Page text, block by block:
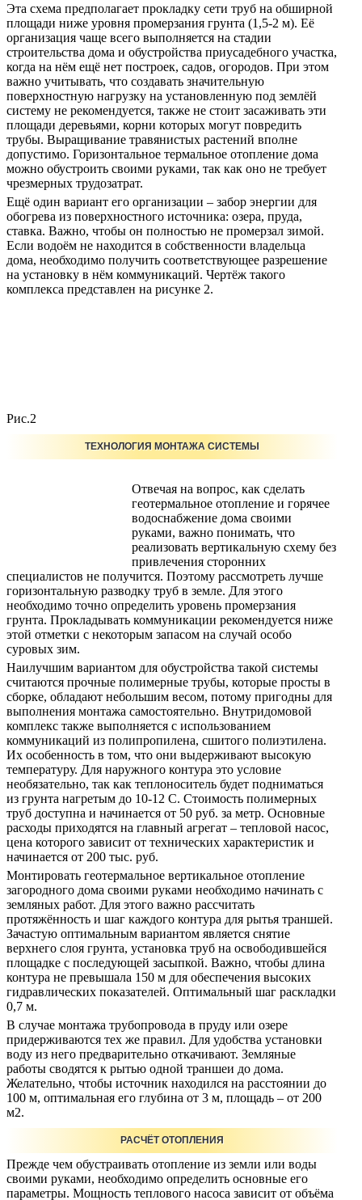
Эта схема предполагает прокладку сети труб на обширной
площади ниже уровня промерзания грунта (1,5-2 м). Её
организация чаще всего выполняется на стадии
строительства дома и обустройства приусадебного участка,
когда на нём ещё нет построек, садов, огородов. При этом
важно учитывать, что создавать значительную
поверхностную нагрузку на установленную под землёй
систему не рекомендуется, также не стоит засаживать эти
площади деревьями, корни которых могут повредить
трубы. Выращивание травянистых растений вполне
допустимо. Горизонтальное термальное отопление дома
можно обустроить своими руками, так как оно не требует
чрезмерных трудозатрат.
Ещё один вариант его организации – забор энергии для
обогрева из поверхностного источника: озера, пруда,
ставка. Важно, чтобы он полностью не промерзал зимой.
Если водоём не находится в собственности владельца
дома, необходимо получить соответствующее разрешение
на установку в нём коммуникаций. Чертёж такого
комплекса представлен на рисунке 2.
Рис.2
ТЕХНОЛОГИЯ МОНТАЖА СИСТЕМЫ
Отвечая на вопрос, как сделать
геотермальное отопление и горячее
водоснабжение дома своими
руками, важно понимать, что
реализовать вертикальную схему без
привлечения сторонних
специалистов не получится. Поэтому рассмотреть лучше
горизонтальную разводку труб в земле. Для этого
необходимо точно определить уровень промерзания
грунта. Прокладывать коммуникации рекомендуется ниже
этой отметки с некоторым запасом на случай особо
суровых зим.
Наилучшим вариантом для обустройства такой системы
считаются прочные полимерные трубы, которые просты в
сборке, обладают небольшим весом, потому пригодны для
выполнения монтажа самостоятельно. Внутридомовой
комплекс также выполняется с использованием
коммуникаций из полипропилена, сшитого полиэтилена.
Их особенность в том, что они выдерживают высокую
температуру. Для наружного контура это условие
необязательно, так как теплоноситель будет подниматься
из грунта нагретым до 10-12 С. Стоимость полимерных
труб доступна и начинается от 50 руб. за метр. Основные
расходы приходятся на главный агрегат – тепловой насос,
цена которого зависит от технических характеристик и
начинается от 200 тыс. руб.
Монтировать геотермальное вертикальное отопление
загородного дома своими руками необходимо начинать с
земляных работ. Для этого важно рассчитать
протяжённость и шаг каждого контура для рытья траншей.
Зачастую оптимальным вариантом является снятие
верхнего слоя грунта, установка труб на освободившейся
площадке с последующей засыпкой. Важно, чтобы длина
контура не превышала 150 м для обеспечения высоких
гидравлических показателей. Оптимальный шаг раскладки
0,7 м.
В случае монтажа трубопровода в пруду или озере
придерживаются тех же правил. Для удобства установки
воду из него предварительно откачивают. Земляные
работы сводятся к рытью одной траншеи до дома.
Желательно, чтобы источник находился на расстоянии до
100 м, оптимальная его глубина от 3 м, площадь – от 200
м2.
РАСЧЁТ ОТОПЛЕНИЯ
Прежде чем обустраивать отопление из земли или воды
своими руками, необходимо определить основные его
параметры. Мощность теплового насоса зависит от объёма